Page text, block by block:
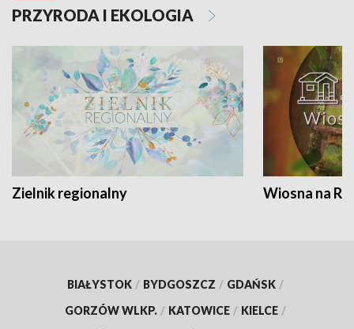
PRZYRODA I EKOLOGIA
Zielnik regionalny Wiosna na
BIAŁYSTOK / BYDGOSZCZ / GDAŃSK /
GORZÓW WLKP. / KATOWICE / KIELCE /